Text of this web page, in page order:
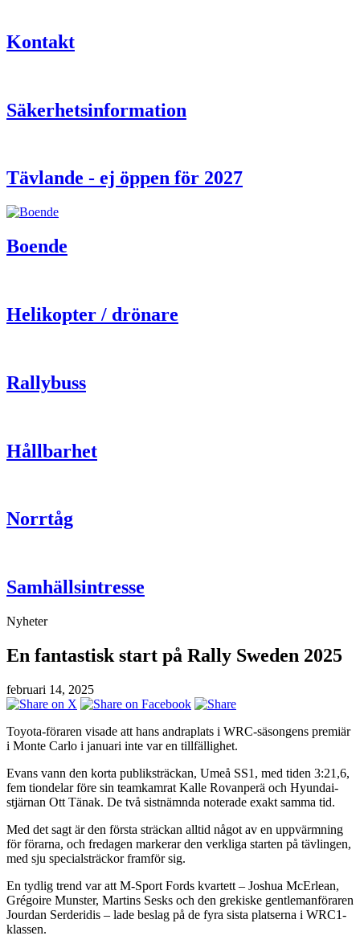
Kontakt
Säkerhetsinformation
Tävlande - ej öppen för 2027
Boende
Helikopter / drönare
Rallybuss
Hållbarhet
Norrtåg
Samhällsintresse
Nyheter
En fantastisk start på Rally Sweden 2025
februari 14, 2025
Toyota-föraren visade att hans andraplats i WRC-säsongens premiär
i Monte Carlo i januari inte var en tillfällighet.
Evans vann den korta publiksträckan, Umeå SS1, med tiden 3:21,6,
fem tiondelar före sin teamkamrat Kalle Rovanperä och Hyundai-
stjärnan Ott Tänak. De två sistnämnda noterade exakt samma tid.
Med det sagt är den första sträckan alltid något av en uppvärmning
för förarna, och fredagen markerar den verkliga starten på tävlingen,
med sju specialsträckor framför sig.
En tydlig trend var att M-Sport Fords kvartett – Joshua McErlean,
Grégoire Munster, Martins Sesks och den grekiske gentlemanföraren
Jourdan Serderidis – lade beslag på de fyra sista platserna i WRC1-
klassen.